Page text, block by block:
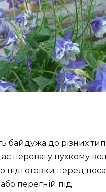
байдужа до різних
перевагу пухкому
підготовки перед
перегній під